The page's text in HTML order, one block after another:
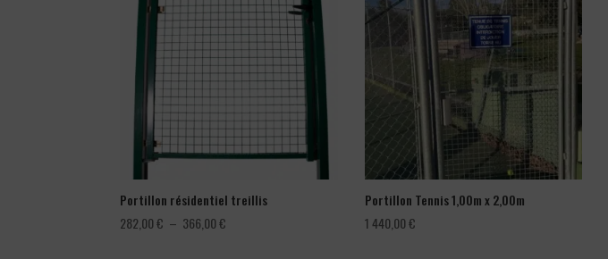
Portillon résidentiel treillis
282,00€ – 366,00€
Portillon Tennis 1,00m x 2,00m
1 440,00€